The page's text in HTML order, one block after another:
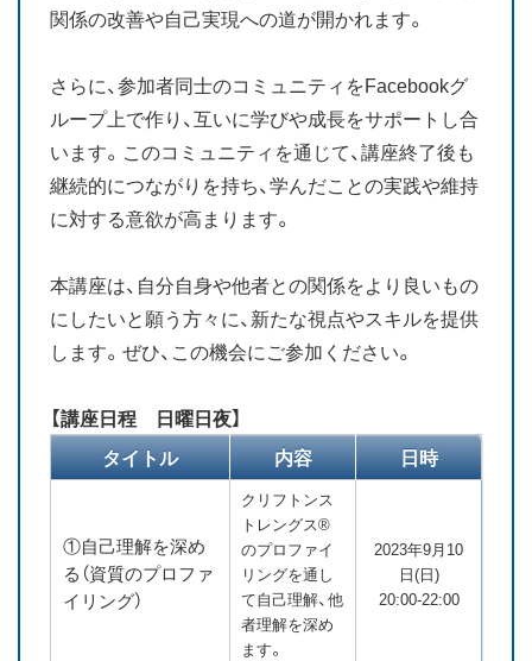
関係の改善や自己実現への道が開かれます。
さらに、参加者同士のコミュニティをFacebookグ
ループ上で作り、互いに学びや成長をサポートし合
います。このコミュニティを通じて、講座終了後も
継続的につながりを持ち、学んだことの実践や維持
に対する意欲が高まります。
本講座は、自分自身や他者との関係をより良いもの
にしたいと願う方々に、新たな視点やスキルを提供
します。ぜひ、この機会にご参加ください。
【講座日程 日曜日夜】
タイトル
内容 日時
①自己理解を深め
る（資質のプロファ
イリング）
クリフトンス
トレングス®
のプロファイ
リングを通し
て自己理解、他
者理解を深め
ます。
2023年9月10
日(日)
20:00-22:00